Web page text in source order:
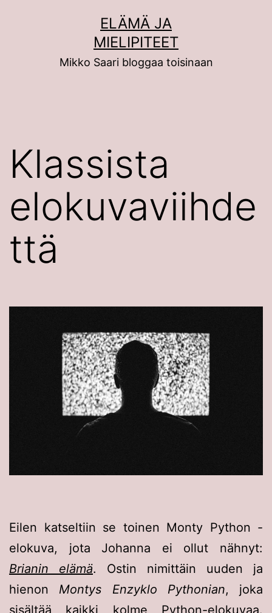
ELÄMÄ JA
MIELIPITEET
Mikko Saari bloggaa toisinaan
Klassista
elokuvaviihde
ttä
Eilen katseltiin se toinen Monty Python -
elokuva, jota Johanna ei ollut nähnyt:
Brianin elämä. Ostin nimittäin uuden ja
hienon Montys Enzyklo Pythonian, joka
sisältää kaikki kolme Python-elokuvaa.